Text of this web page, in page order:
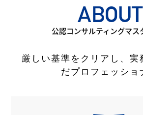
ABOUT
公認コンサルティングマス
厳しい基準をクリアし、 実
だプロフェッショ